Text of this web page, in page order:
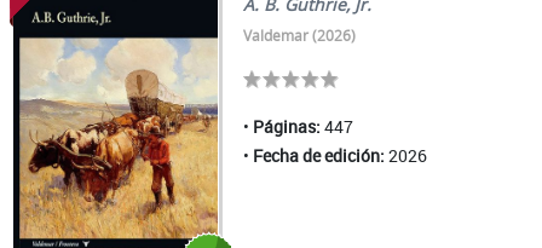
Valdemar (2026)
Páginas: 447
Fecha de edición: 2026